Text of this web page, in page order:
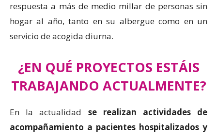
respuesta a más de medio millar de personas sin
hogar al año, tanto en su albergue como en un
servicio de acogida diurna.
¿EN QUÉ PROYECTOS ESTÁIS
TRABAJANDO ACTUALMENTE?
En la actualidad se realizan actividades de
acompañamiento a pacientes hospitalizados y